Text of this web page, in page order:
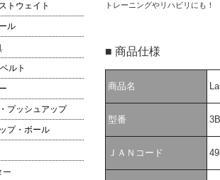
トレーニングやリハビリにも！
■ 商品仕様
商品名
型番
ＪＡＮコード
トウェイト
ル
ルト
プッシュアップ
プ・ボール
ー